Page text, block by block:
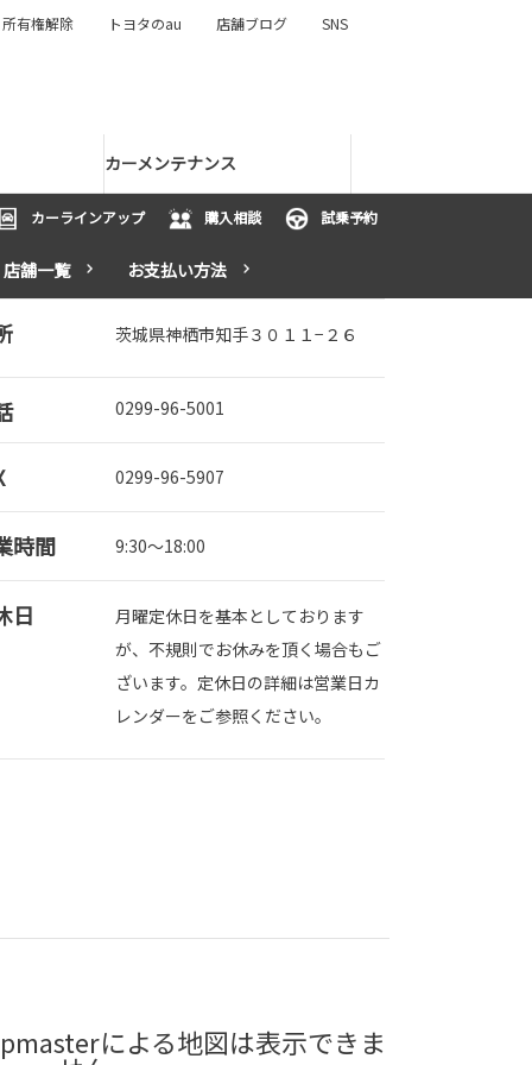
カーメンテナンス
所有権解除 トヨタのau 店舗ブログ SNS
カーラインアップ 購入相談 試乗予約
店舗一覧 お支払い方法
茨城県神栖市知手３０１１−２６
0299-96-5001
0299-96-5907
時間 9:30～18:00
日
月曜定休日を基本としております
が、不規則でお休みを頂く場合もご
ざいます。定休日の詳細は営業日カ
レンダーをご参照ください。
による地図は表示できま